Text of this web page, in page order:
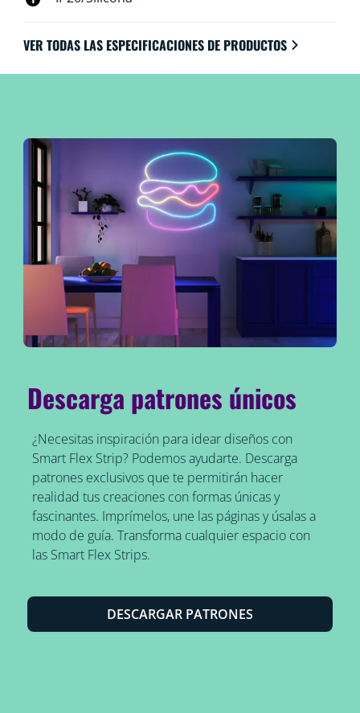
VER TODAS LAS ESPECIFICACIONES DE PRODUCTOS
Descarga patrones únicos
¿Necesitas inspiración para idear diseños con
Smart Flex Strip? Podemos ayudarte. Descarga
patrones exclusivos que te permitirán hacer
realidad tus creaciones con formas únicas y
fascinantes. Imprímelos, une las páginas y úsalas a
modo de guía. Transforma cualquier espacio con
las Smart Flex Strips.
DESCARGAR PATRONES